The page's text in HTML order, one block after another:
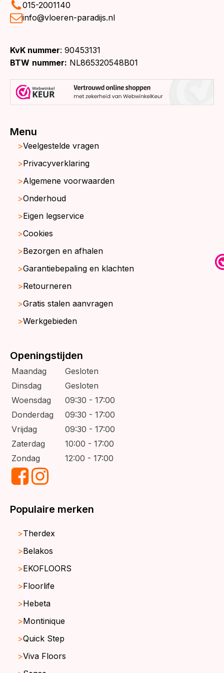
015-2001140
info@vloeren-paradijs.nl
KvK nummer: 90453131
BTW nummer: NL865320548B01
Menu
Veelgestelde vragen
Privacyverklaring
Algemene voorwaarden
Onderhoud
Eigen legservice
Cookies
Bezorgen en afhalen
Garantiebepaling en klachten
Retourneren
Gratis stalen aanvragen
Werkgebieden
Openingstijden
Maandag
Gesloten
Dinsdag
Gesloten
Woensdag
09:30 - 17:00
Donderdag
09:30 - 17:00
Vrijdag
09:30 - 17:00
Zaterdag
10:00 - 17:00
Zondag
12:00 - 17:00
Populaire merken
Therdex
Belakos
EKOFLOORS
Floorlife
Hebeta
Montinique
Quick Step
Viva Floors